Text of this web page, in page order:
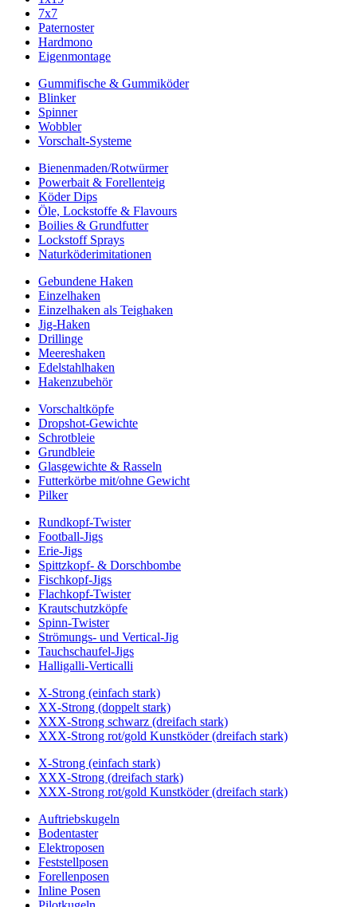
7x7
Paternoster
Hardmono
Eigenmontage
Gummifische & Gummiköder
Blinker
Spinner
Wobbler
Vorschalt-Systeme
Bienenmaden/Rotwürmer
Powerbait & Forellenteig
Köder Dips
Öle, Lockstoffe & Flavours
Boilies & Grundfutter
Lockstoff Sprays
Naturköderimitationen
Gebundene Haken
Einzelhaken
Einzelhaken als Teighaken
Jig-Haken
Drillinge
Meereshaken
Edelstahlhaken
Hakenzubehör
Vorschaltköpfe
Dropshot-Gewichte
Schrotbleie
Grundbleie
Glasgewichte & Rasseln
Futterkörbe mit/ohne Gewicht
Pilker
Rundkopf-Twister
Football-Jigs
Erie-Jigs
Spittzkopf- & Dorschbombe
Fischkopf-Jigs
Flachkopf-Twister
Krautschutzköpfe
Spinn-Twister
Strömungs- und Vertical-Jig
Tauchschaufel-Jigs
Halligalli-Verticalli
X-Strong (einfach stark)
XX-Strong (doppelt stark)
XXX-Strong schwarz (dreifach stark)
XXX-Strong rot/gold Kunstköder (dreifach stark)
X-Strong (einfach stark)
XXX-Strong (dreifach stark)
XXX-Strong rot/gold Kunstköder (dreifach stark)
Auftriebskugeln
Bodentaster
Elektroposen
Feststellposen
Forellenposen
Inline Posen